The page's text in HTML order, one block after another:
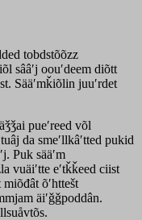
tobdstõõzz
sââʹj oouʹdeem diõtt
Sääʹmǩiõlin juuʹrdet
pueʹreed võl
da smeʹllkâʹtted pukid
Puk sääʹm
vuäiʹtte eʹtǩǩeed ciist
õʹhttešt
äiʹǧǧpoddân.